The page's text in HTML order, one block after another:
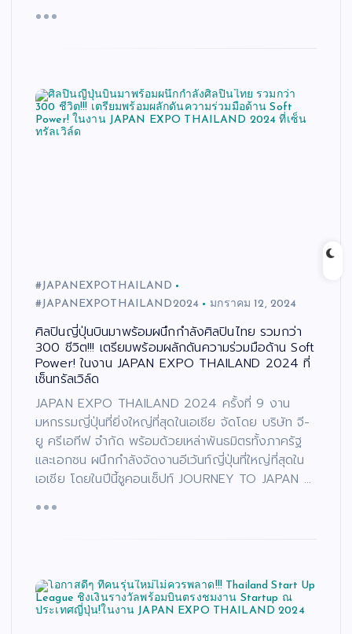
#JAPANEXPOTHAILAND
#JAPANEXPOTHAILAND2024
มกราคม 12, 2024
ศิลปินญี่ปุ่นบินมาพร้อมผนึกกำลังศิลปินไทย รวมกว่า
300 ชีวิต!!! เตรียมพร้อมผลักดันความร่วมมือด้าน Soft
Power! ในงาน JAPAN EXPO THAILAND 2024 ที่
เซ็นทรัลเวิล์ด
JAPAN EXPO THAILAND 2024 ครั้งที่ 9 งาน
มหกรรมญี่ปุ่นที่ยิ่งใหญ่ที่สุดในเอเชีย จัดโดย บริษัท จี-
ยู ครีเอทีฟ จำกัด พร้อมด้วยเหล่าพันธมิตรทั้งภาครัฐ
และเอกชน ผนึกกำลังจัดงานอีเว้นท์ญี่ปุ่นที่ใหญ่ที่สุดใน
เอเชีย โดยในปีนี้ชูคอนเซ็ปท์ JOURNEY TO JAPAN …